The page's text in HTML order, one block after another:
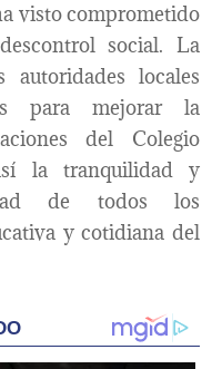
visto comprometido
social. La
autoridades locales
para mejorar la
del Colegio
la tranquilidad y
de todos los
y cotidiana del